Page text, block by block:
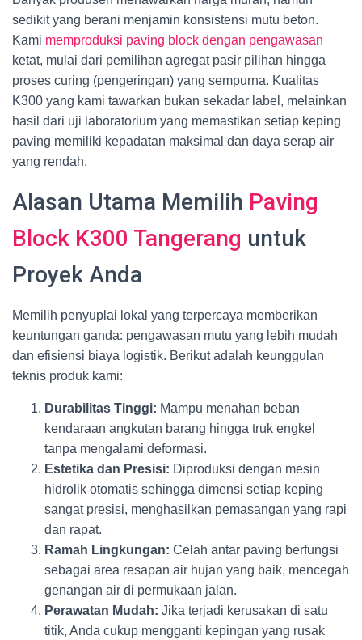
sedikit yang berani menjamin konsistensi mutu beton.
Kami memproduksi paving block dengan pengawasan
ketat, mulai dari pemilihan agregat pasir pilihan hingga
proses curing (pengeringan) yang sempurna. Kualitas
K300 yang kami tawarkan bukan sekadar label, melainkan
hasil dari uji laboratorium yang memastikan setiap keping
paving memiliki kepadatan maksimal dan daya serap air
yang rendah.
Alasan Utama Memilih Paving
Block K300 Tangerang untuk
Proyek Anda
Memilih penyuplai lokal yang terpercaya memberikan
keuntungan ganda: pengawasan mutu yang lebih mudah
dan efisiensi biaya logistik. Berikut adalah keunggulan
teknis produk kami:
Durabilitas Tinggi: Mampu menahan beban
kendaraan angkutan barang hingga truk engkel
tanpa mengalami deformasi.
Estetika dan Presisi: Diproduksi dengan mesin
hidrolik otomatis sehingga dimensi setiap keping
sangat presisi, menghasilkan pemasangan yang rapi
dan rapat.
Ramah Lingkungan: Celah antar paving berfungsi
sebagai area resapan air hujan yang baik, mencegah
genangan air di permukaan jalan.
Perawatan Mudah: Jika terjadi kerusakan di satu
titik, Anda cukup mengganti kepingan yang rusak